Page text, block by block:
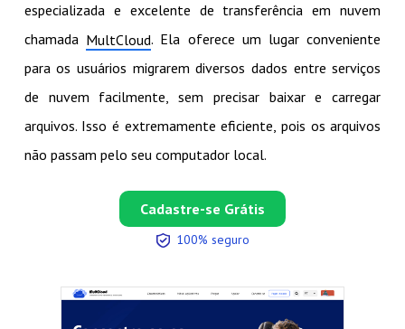
especializada e excelente de transferência em nuvem
chamada MultCloud. Ela oferece um lugar conveniente
para os usuários migrarem diversos dados entre serviços
de nuvem facilmente, sem precisar baixar e carregar
arquivos. Isso é extremamente eficiente, pois os arquivos
não passam pelo seu computador local.
Cadastre-se Grátis
100% seguro